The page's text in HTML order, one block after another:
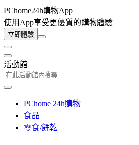
PChome24h購物App
使用App享受更優質的購物體驗
立即體驗
活動館
PChome 24h購物
食品
零食/餅乾